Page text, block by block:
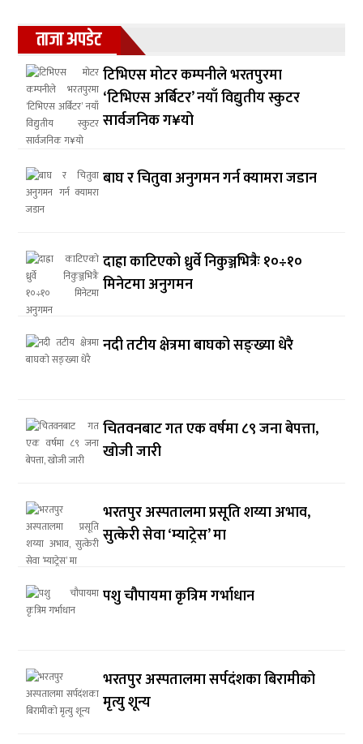
ताजा अपडेट
टिभिएस मोटर कम्पनीले भरतपुरमा
‘टिभिएस अर्बिटर’ नयाँ विद्युतीय स्कुटर
सार्वजनिक ग¥यो
बाघ र चितुवा अनुगमन गर्न क्यामरा जडान
दाह्रा काटिएको ध्रुर्वे निकुञ्जभित्रैः १०÷१०
मिनेटमा अनुगमन
नदी तटीय क्षेत्रमा बाघको सङ्ख्या धेरै
चितवनबाट गत एक वर्षमा ८९ जना बेपत्ता,
खोजी जारी
भरतपुर अस्पतालमा प्रसूति शय्या अभाव,
सुत्केरी सेवा ‘म्याट्रेस’ मा
पशु चौपायमा कृत्रिम गर्भाधान
भरतपुर अस्पतालमा सर्पदंशका बिरामीको
मृत्यु शून्य